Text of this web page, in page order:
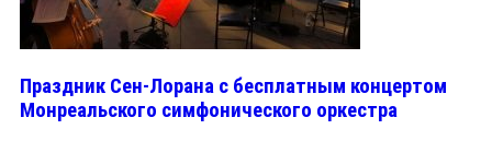
Праздник Сен-Лорана с бесплатным концертом
Монреальского симфонического оркестра